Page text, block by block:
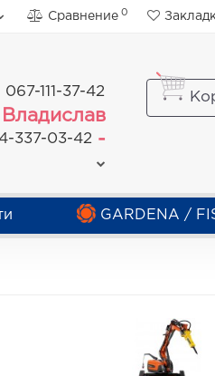
Сравнение 0
067-111-37-42
Владислав
337-03-42 -
GARDENA /